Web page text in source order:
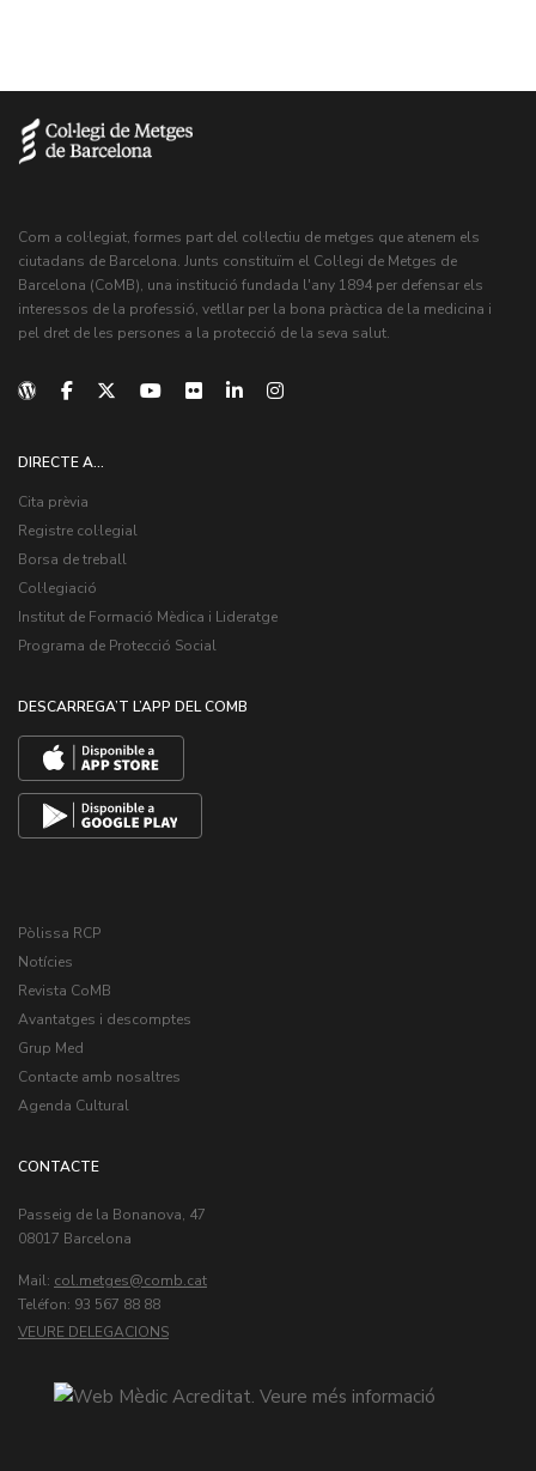
Com a col·legiat, formes part del col·lectiu de metges que atenem els
ciutadans de Barcelona. Junts constituïm el Col·legi de Metges de
Barcelona (CoMB), una institució fundada l'any 1894 per defensar els
interessos de la professió, vetllar per la bona pràctica de la medicina i
pel dret de les persones a la protecció de la seva salut.
DIRECTE A...
Cita prèvia
Registre col·legial
Borsa de treball
Col·legiació
Institut de Formació Mèdica i Lideratge
Programa de Protecció Social
DESCARREGA’T L’APP DEL COMB
Pòlissa RCP
Notícies
Revista CoMB
Avantatges i descomptes
Grup Med
Contacte amb nosaltres
Agenda Cultural
CONTACTE
Passeig de la Bonanova, 47
08017 Barcelona
Mail: col.metges
Teléfon: 93 567 88 88
VEURE DELEGACIONS